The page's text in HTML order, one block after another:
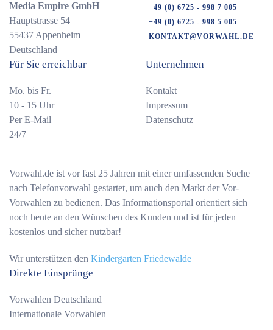
Media Empire GmbH
Hauptstrasse 54
55437 Appenheim
Deutschland
+49 (0) 6725 - 998 7 005
+49 (0) 6725 - 998 5 005
KONTAKT@VORWAHL.DE
Für Sie erreichbar
Mo. bis Fr.
10 - 15 Uhr
Per E-Mail
24/7
Unternehmen
Kontakt
Impressum
Datenschutz
Vorwahl.de ist vor fast 25 Jahren mit einer umfassenden Suche
nach Telefonvorwahl gestartet, um auch den Markt der Vor-
Vorwahlen zu bedienen. Das Informationsportal orientiert sich
noch heute an den Wünschen des Kunden und ist für jeden
kostenlos und sicher nutzbar!
Wir unterstützen den Kindergarten Friedewalde
Direkte Einsprünge
Vorwahlen Deutschland
Internationale Vorwahlen